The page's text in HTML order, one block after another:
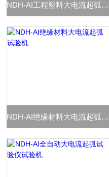
NDH-AI工程塑料大电流起弧试验机
NDH-AI绝缘材料大电流起弧试验机